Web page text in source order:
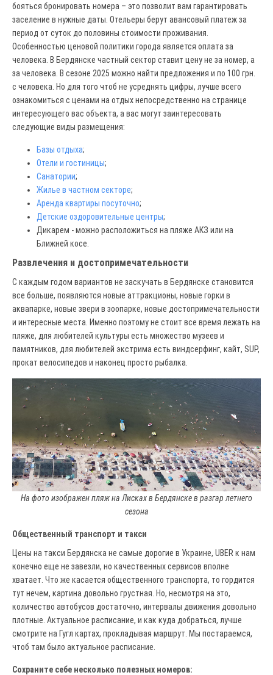
бояться бронировать номера – это позволит вам гарантировать
заселение в нужные даты. Отельеры берут авансовый платеж за
период от суток до половины стоимости проживания.
Особенностью ценовой политики города является оплата за
человека. В Бердянске частный сектор ставит цену не за номер, а
за человека. В сезоне 2025 можно найти предложения и по 100 грн.
с человека. Но для того чтоб не усреднять цифры, лучше всего
ознакомиться с ценами на отдых непосредственно на странице
интересующего вас объекта, а вас могут заинтересовать
следующие виды размещения:
Базы отдыха;
Отели и гостиницы;
Санатории;
Жилье в частном секторе;
Аренда квартиры посуточно;
Детские оздоровительные центры;
Дикарем - можно расположиться на пляже АКЗ или на
Ближней косе.
Развлечения и достопримечательности
С каждым годом вариантов не заскучать в Бердянске становится
все больше, появляются новые аттракционы, новые горки в
аквапарке, новые звери в зоопарке, новые достопримечательности
и интересные места. Именно поэтому не стоит все время лежать на
пляже, для любителей культуры есть множество музеев и
памятников, для любителей экстрима есть виндсерфинг, кайт, SUP,
прокат велосипедов и наконец просто рыбалка.
На фото изображен пляж на Лисках в Бердянске в разгар летнего
сезона
Общественный транспорт и такси
Цены на такси Бердянска не самые дорогие в Украине, UBER к нам
конечно еще не завезли, но качественных сервисов вполне
хватает. Что же касается общественного транспорта, то гордится
тут нечем, картина довольно грустная. Но, несмотря на это,
количество автобусов достаточно, интервалы движения довольно
плотные. Актуальное расписание, и как куда добраться, лучше
смотрите на Гугл картах, прокладывая маршрут. Мы постараемся,
чтоб там было актуальное расписание.
Сохраните себе несколько полезных номеров: